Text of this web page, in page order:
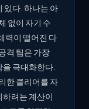
있다. 하나는 아
없이 자기 수
력이 떨어진 다
격 팀은 가장
극대화한다.
한 클리어를 자
려는 계산이